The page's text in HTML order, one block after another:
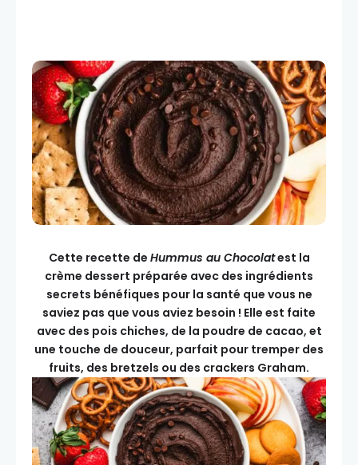
Cette recette de Hummus au Chocolatest la
crème dessert préparée avec des ingrédients
secrets bénéfiques pour la santé que vous ne
saviez pas que vous aviez besoin ! Elle est faite
avec des pois chiches, de la poudre de cacao, et
une touche de douceur, parfait pour tremper des
fruits, des bretzels ou des crackers Graham.